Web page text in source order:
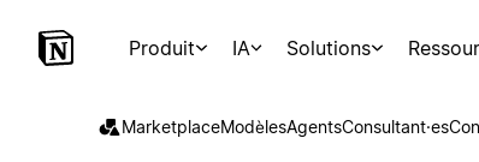
Produit IA Solutions
MarketplaceModèlesAgentsConsultant·es